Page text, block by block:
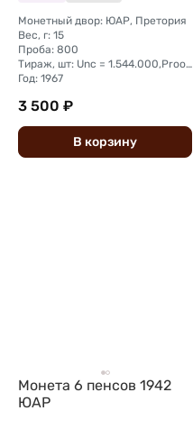
Монетный двор: ЮАР, Претория
Вес, г: 15
Проба: 800
Тираж, шт: Unc = 1.544.000,Proof = 25.000
Год: 1967
3 500 ₽
В корзину
Монета 6 пенсов 1942
ЮАР